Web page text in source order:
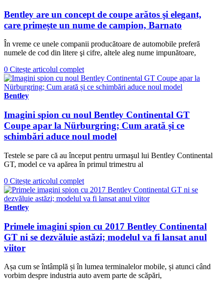
Bentley are un concept de coupe arătos şi elegant,
care primeşte un nume de campion, Barnato
În vreme ce unele companii producătoare de automobile preferă
numele de cod din litere şi cifre, altele aleg nume impunătoare,
0 Citește articolul complet
Bentley
Imagini spion cu noul Bentley Continental GT
Coupe apar la Nürburgring; Cum arată și ce
schimbări aduce noul model
Testele se pare că au început pentru urmaşul lui Bentley Continental
GT, model ce va apărea în primul trimestru al
0 Citește articolul complet
Bentley
Primele imagini spion cu 2017 Bentley Continental
GT ni se dezvăluie astăzi; modelul va fi lansat anul
viitor
Așa cum se întâmplă și în lumea terminalelor mobile, și atunci când
vorbim despre industria auto avem parte de scăpări,